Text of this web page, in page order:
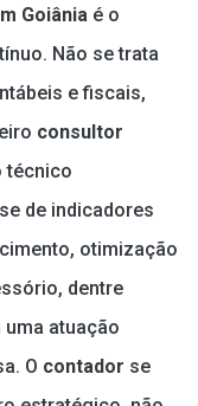
Goiânia é o
Não se trata
e fiscais,
consultor
técnico
de indicadores
otimização
dentre
atuação
O contador se